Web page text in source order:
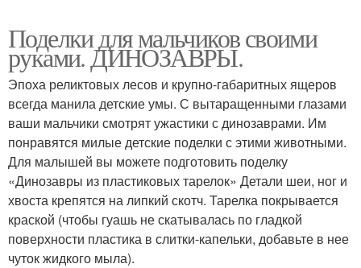
Поделки для мальчиков своими
руками. ДИНОЗАВРЫ.
Эпоха реликтовых лесов и крупно-габаритных ящеров
всегда манила детские умы. С вытаращенными глазами
ваши мальчики смотрят ужастики с динозаврами. Им
понравятся милые детские поделки с этими животными.
Для малышей вы можете подготовить поделку
«Динозавры из пластиковых тарелок» Детали шеи, ног и
хвоста крепятся на липкий скотч. Тарелка покрывается
краской (чтобы гуашь не скатывалась по гладкой
поверхности пластика в слитки-капельки, добавьте в нее
чуток жидкого мыла).